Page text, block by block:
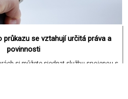
průkazu se vztahují určitá práva a
povinnosti
si můžete sjednat službu spojenou s